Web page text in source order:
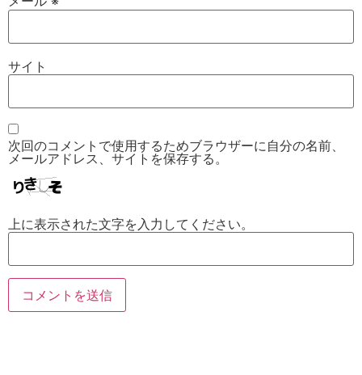
サイト
次回のコメントで使用するためブラウザーに自分の名前、
メールアドレス、サイトを保存する。
上に表示された文字を入力してください。